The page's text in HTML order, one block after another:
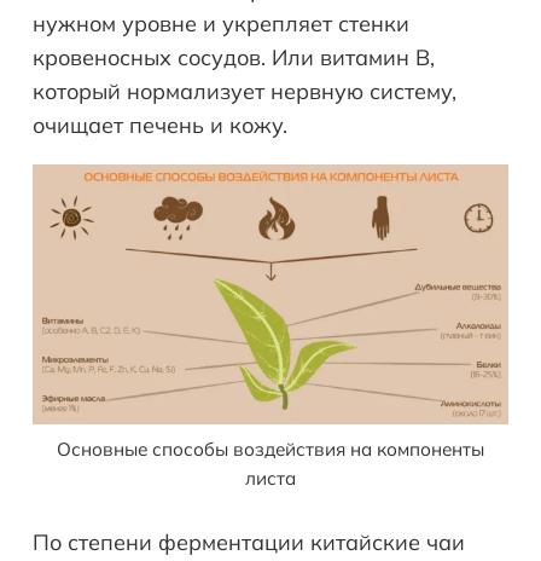
нужном уровне и укрепляет стенки
кровеносных сосудов. Или витамин В,
который нормализует нервную систему,
очищает печень и кожу.
Основные способы воздействия на компоненты
листа
По степени ферментации китайские чаи